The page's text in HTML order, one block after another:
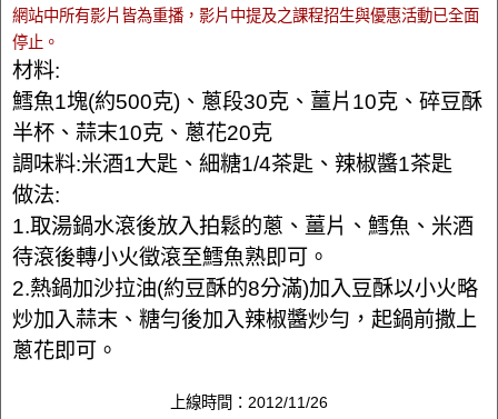
網站中所有影片皆為重播，影片中提及之課程招生與優惠活動已全面
停止。
材料:
鱈魚1塊(約500克)、蔥段30克、薑片10克、碎豆酥
半杯、蒜末10克、蔥花20克
調味料:米酒1大匙、細糖1/4茶匙、辣椒醬1茶匙
做法:
1.取湯鍋水滾後放入拍鬆的蔥、薑片、鱈魚、米酒
待滾後轉小火徵滾至鱈魚熟即可。
2.熱鍋加沙拉油(約豆酥的8分滿)加入豆酥以小火略
炒加入蒜末、糖勻後加入辣椒醬炒勻，起鍋前撒上
蔥花即可。
上線時間：2012/11/26